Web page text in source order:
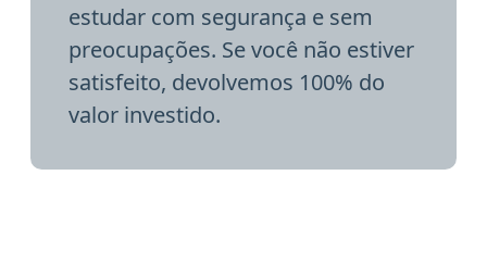
estudar com segurança e sem
preocupações. Se você não estiver
satisfeito, devolvemos 100% do
valor investido.